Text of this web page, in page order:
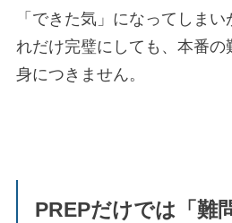
「できた気」になってしま
れだけ完璧にしても、本番の
身につきません。
PREPだけでは「難